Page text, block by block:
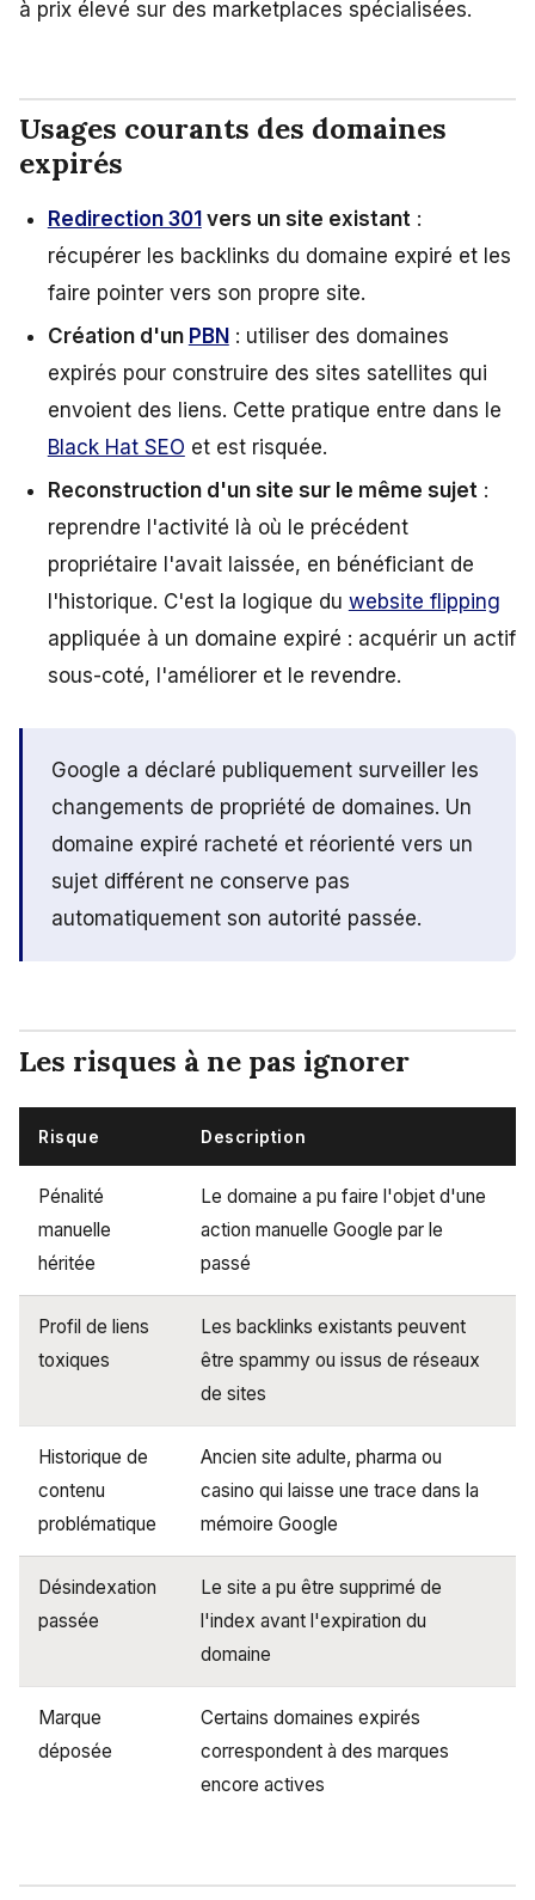
à prix élevé sur des marketplaces spécialisées.
Usages courants des domaines
expirés
Redirection 301vers un site existant :
récupérer les backlinks du domaine expiré et les
faire pointer vers son propre site.
Création d'un PBN: utiliser des domaines
expirés pour construire des sites satellites qui
envoient des liens. Cette pratique entre dans le
Black Hat SEO et est risquée.
Reconstruction d'un site sur le même sujet :
reprendre l'activité là où le précédent
propriétaire l'avait laissée, en bénéficiant de
l'historique. C'est la logique du website flipping
appliquée à un domaine expiré : acquérir un actif
sous-coté, l'améliorer et le revendre.
Google a déclaré publiquement surveiller les
changements de propriété de domaines. Un
domaine expiré racheté et réorienté vers un
sujet différent ne conserve pas
automatiquement son autorité passée.
Les risques à ne pas ignorer
Risque Description
Pénalité
manuelle
héritée
Le domaine a pu faire l'objet d'une
action manuelle Google par le
passé
Profil de liens
toxiques
Les backlinks existants peuvent
être spammy ou issus de réseaux
de sites
Historique de
contenu
problématique
Ancien site adulte, pharma ou
casino qui laisse une trace dans la
mémoire Google
Désindexation
passée
Le site a pu être supprimé de
l'index avant l'expiration du
domaine
Marque
déposée
Certains domaines expirés
correspondent à des marques
encore actives